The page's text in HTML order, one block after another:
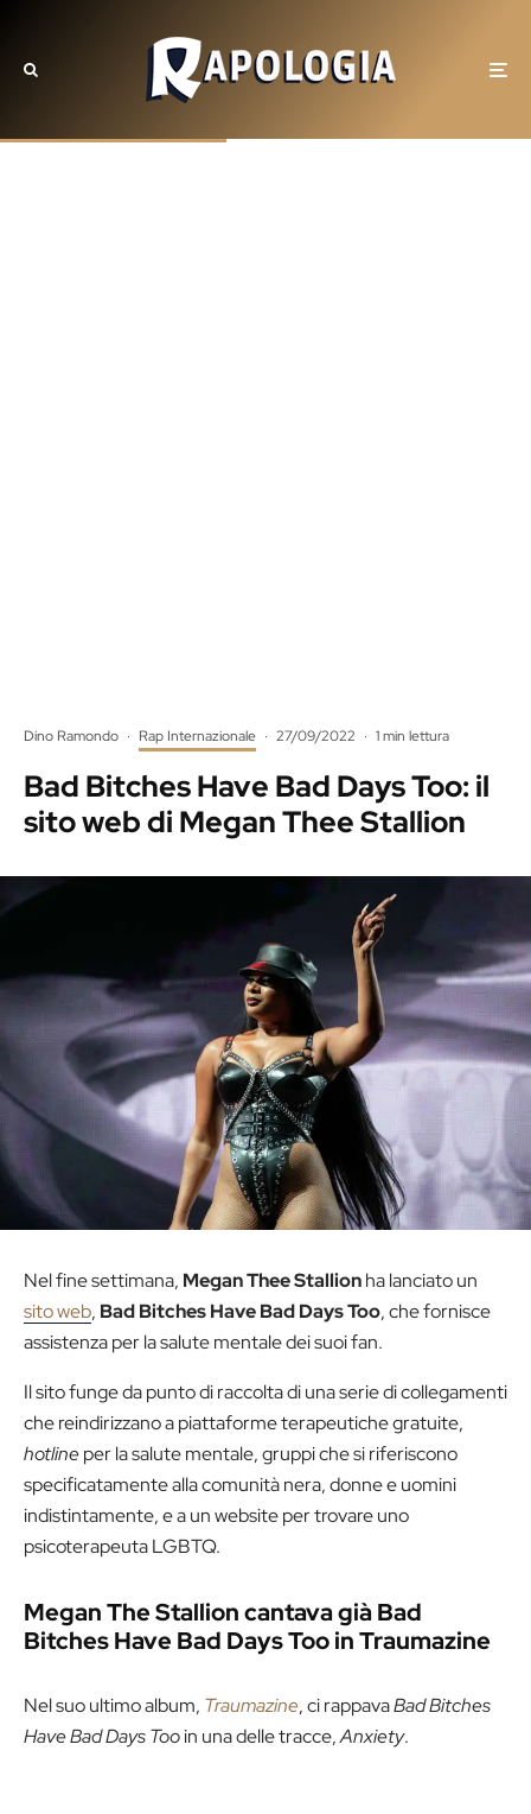
Dino Ramondo · Rap Internazionale · 27/09/2022 · 1 min lettura
Bad Bitches Have Bad Days Too: il
sito web di Megan Thee Stallion
Nel fine settimana, Megan Thee Stallionha lanciato un
sito web, Bad Bitches Have Bad Days Too, che fornisce
assistenza per la salute mentale dei suoi fan.
Il sito funge da punto di raccolta di una serie di collegamenti
che reindirizzano a piattaforme terapeutiche gratuite,
hotlineper la salute mentale, gruppi che si riferiscono
specificatamente alla comunità nera, donne e uomini
indistintamente, e a un website per trovare uno
psicoterapeuta LGBTQ.
Megan The Stallion cantava già Bad
Bitches Have Bad Days Too in Traumazine
Nel suo ultimo album, Traumazine, ci rappavaBad Bitches
Have Bad Days Tooin una delle tracce,Anxiety.